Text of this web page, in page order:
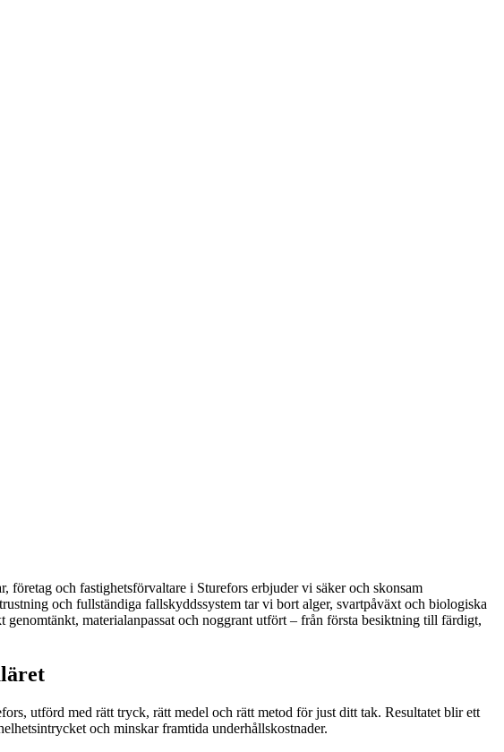
företag och fastighetsförvaltare i Sturefors erbjuder vi säker och skonsam
och fullständiga fallskyddssystem tar vi bort alger, svartpåväxt och biologiska
materialanpassat och noggrant utfört – från första besiktning till färdigt,
utförd med rätt tryck, rätt medel och rätt metod för just ditt tak. Resultatet blir ett
och minskar framtida underhållskostnader.